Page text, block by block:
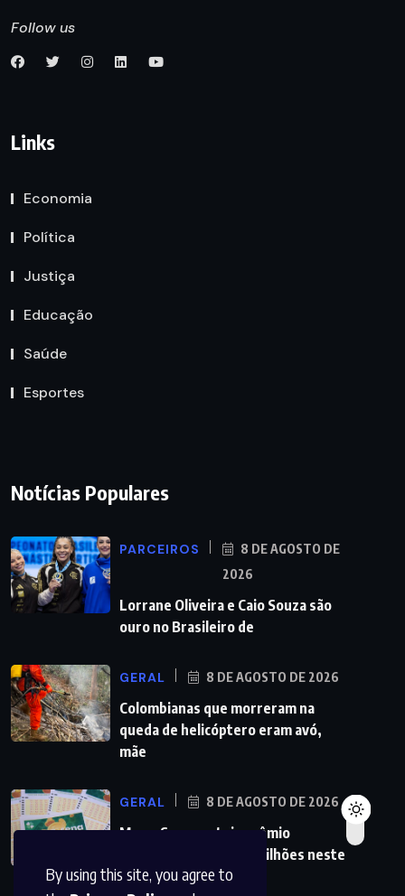
By using this site, you agree to
Follow us
Links
Economia
Política
Justiça
Educação
Saúde
Esportes
Notícias Populares
PARCEIROS
8 DE AGOSTO DE
2026
Lorrane Oliveira e Caio Souza são
ouro no Brasileiro de
GERAL 8 DE AGOSTO DE 2026
Colombianas que morreram na
queda de helicóptero eram avó,
mãe
GERAL 8 DE AGOSTO DE 2026
Mega-Sena sorteia prêmio
acumulado de R$ 165 milhões neste
domingo